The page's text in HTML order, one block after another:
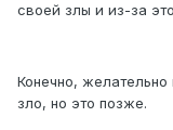
своей злы и из-за
Конечно, желательно
зло, но это позже.